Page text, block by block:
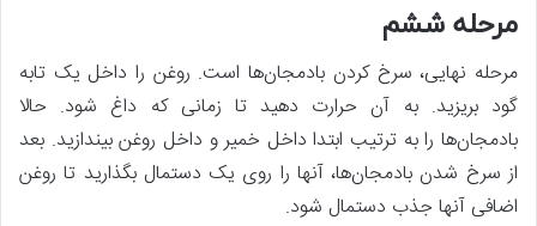
مرحله ششم
مرحله نهایی، سرخ کردن بادمجان‌ها است. روغن را داخل یک تابه
گود بریزید. به آن حرارت دهید تا زمانی که داغ شود. حالا
بادمجان‌ها را به ترتیب ابتدا داخل خمیر و داخل روغن بیندازید. بعد
از سرخ شدن بادمجان‌ها، آنها را روی یک دستمال بگذارید تا روغن
اضافی آنها جذب دستمال شود.